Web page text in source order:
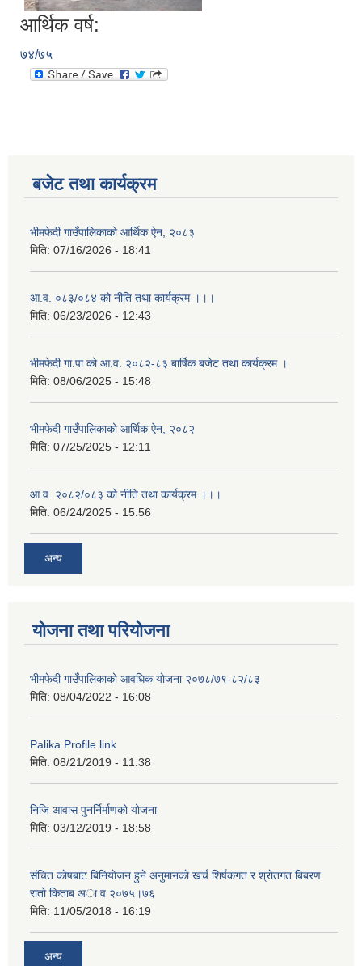
आर्थिक वर्ष:
७४/७५
बजेट तथा कार्यक्रम
भीमफेदी गाउँपालिकाको आर्थिक ऐन, २०८३
मिति: 07/16/2026 - 18:41
आ.व. ०८३/०८४ को नीति तथा कार्यक्रम ।।।
मिति: 06/23/2026 - 12:43
भीमफेदी गा.पा को आ.व. २०८२-८३ बार्षिक बजेट तथा कार्यक्रम ।
मिति: 08/06/2025 - 15:48
भीमफेदी गाउँपालिकाको आर्थिक ऐन, २०८२
मिति: 07/25/2025 - 12:11
आ.व. २०८२/०८३ को नीति तथा कार्यक्रम ।।।
मिति: 06/24/2025 - 15:56
अन्य
योजना तथा परियोजना
भीमफेदी गाउँपालिकाको आवधिक योजना २०७८/७९-८२/८३
मिति: 08/04/2022 - 16:08
Palika Profile link
मिति: 08/21/2019 - 11:38
निजि आवास पुनर्निर्माणको योजना
मिति: 03/12/2019 - 18:58
संचित काेषबाट बिनियाेजन हुने अनुमानकाे खर्च शिर्षकगत र श्राेतगत बिबरण
राताे किताब अा‍ व २‍०७५।७६
मिति: 11/05/2018 - 16:19
अन्य